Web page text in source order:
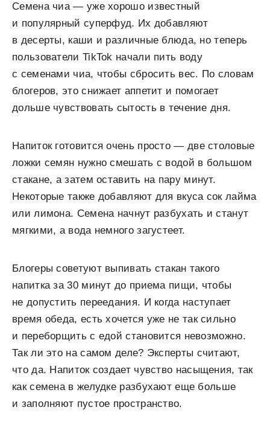
Семена чиа — уже хорошо известный
и популярный суперфуд. Их добавляют
в десерты, каши и различные блюда, но теперь
пользователи TikTok начали пить воду
с семенами чиа, чтобы сбросить вес. По словам
блогеров, это снижает аппетит и помогает
дольше чувствовать сытость в течение дня.
Напиток готовится очень просто — две столовые
ложки семян нужно смешать с водой в большом
стакане, а затем оставить на пару минут.
Некоторые также добавляют для вкуса сок лайма
или лимона. Семена начнут разбухать и станут
мягкими, а вода немного загустеет.
Блогеры советуют выпивать стакан такого
напитка за 30 минут до приема пищи, чтобы
не допустить переедания. И когда наступает
время обеда, есть хочется уже не так сильно
и переборщить с едой становится невозможно.
Так ли это на самом деле? Эксперты считают,
что да. Напиток создает чувство насыщения, так
как семена в желудке разбухают еще больше
и заполняют пустое пространство.